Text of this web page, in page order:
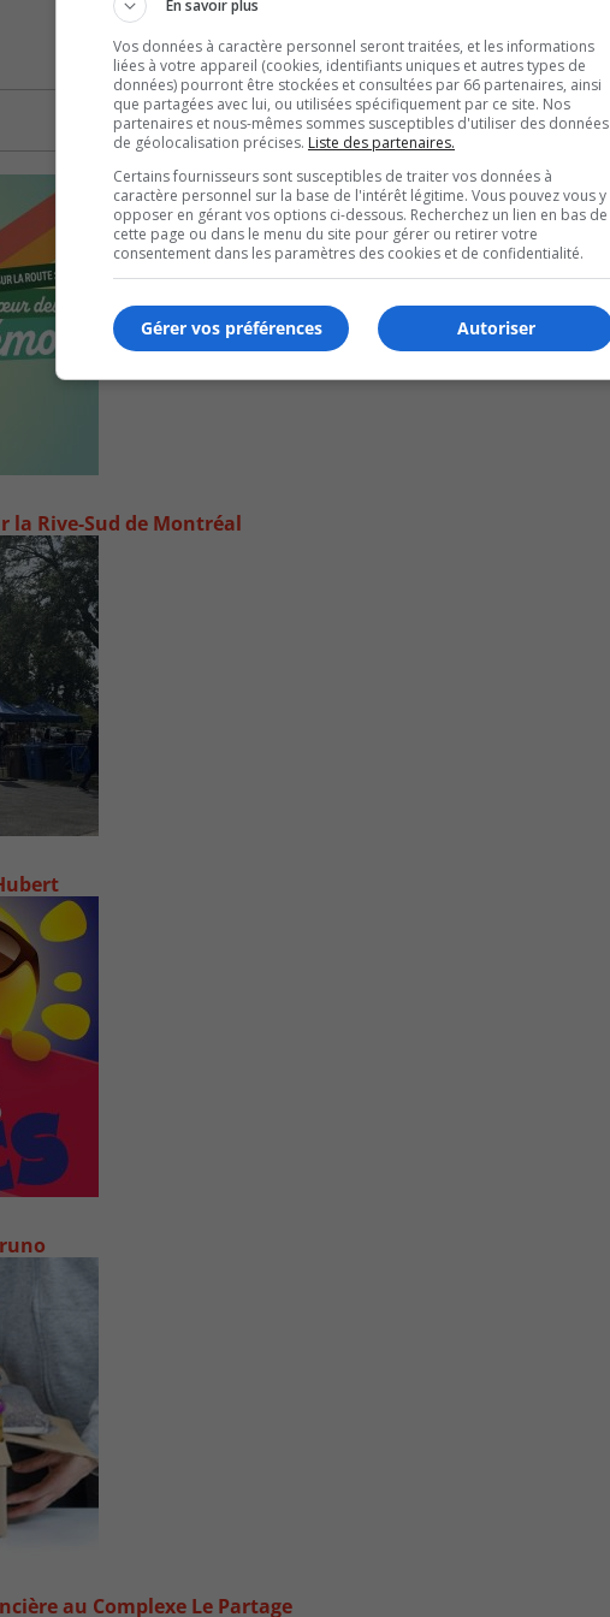
la Rive-Sud de Montréal
au Complexe Le Partage
En savoir plus
Vos données à caractère personnel seront traitées, et les informations
liées à votre appareil (cookies, identifiants uniques et autres types de
données) pourront être stockées et consultées par 66 partenaires, ainsi
que partagées avec lui, ou utilisées spécifiquement par ce site. Nos
partenaires et nous-mêmes sommes susceptibles d'utiliser des données
de géolocalisation précises. Liste des partenaires.
Certains fournisseurs sont susceptibles de traiter vos données à
caractère personnel sur la base de l'intérêt légitime. Vous pouvez vous y
opposer en gérant vos options ci-dessous. Recherchez un lien en bas de
cette page ou dans le menu du site pour gérer ou retirer votre
consentement dans les paramètres des cookies et de confidentialité.
Autoriser
Gérer vos préférences